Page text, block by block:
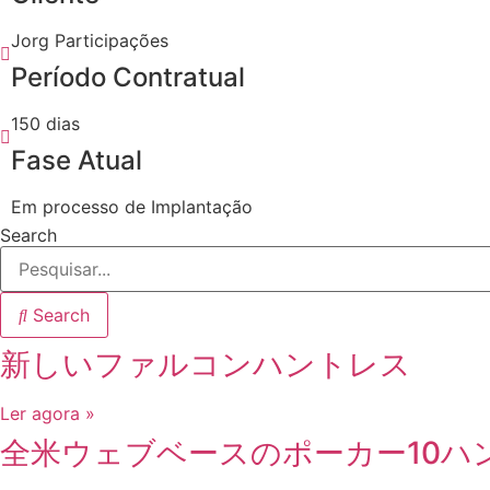
Jorg Participações
Período Contratual
150 dias
Fase Atual
Em processo de Implantação
Search
Search
新しいファルコンハントレス
Ler agora »
全米ウェブベースのポーカー10